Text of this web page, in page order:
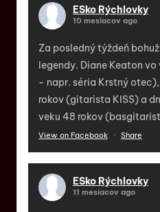
ESko Rýchlovky
10 mesiacov ago
Za posledný týždeň
legendy. Diane Keaton
- napr. séria Krstný otec),
rokov (gitarista KISS) a
veku 48 rokov
View on Facebook · Share
ESko Rýchlovky
11 mesiacov ago